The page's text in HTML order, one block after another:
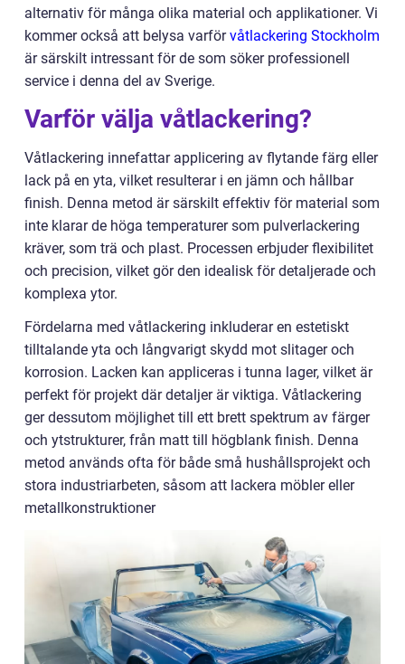
alternativ för många olika material och applikationer. Vi
kommer också att belysa varförvåtlackering Stockholm
är särskilt intressant för de som söker professionell
service i denna del av Sverige.
Varför välja våtlackering?
Våtlackering innefattar applicering av flytande färg eller
lack på en yta, vilket resulterar i en jämn och hållbar
finish. Denna metod är särskilt effektiv för material som
inte klarar de höga temperaturer som pulverlackering
kräver, som trä och plast. Processen erbjuder flexibilitet
och precision, vilket gör den idealisk för detaljerade och
komplexa ytor.
Fördelarna med våtlackering inkluderar en estetiskt
tilltalande yta och långvarigt skydd mot slitager och
korrosion. Lacken kan appliceras i tunna lager, vilket är
perfekt för projekt där detaljer är viktiga. Våtlackering
ger dessutom möjlighet till ett brett spektrum av färger
och ytstrukturer, från matt till högblank finish. Denna
metod används ofta för både små hushållsprojekt och
stora industriarbeten, såsom att lackera möbler eller
metallkonstruktioner